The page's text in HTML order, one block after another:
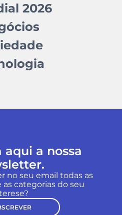
2026
aqui a nossa
no seu email todas as
categorias do seu